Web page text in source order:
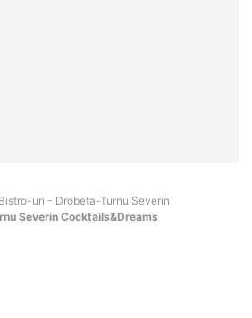
uri - Drobeta-Turnu Severin
Severin Cocktails&Dreams